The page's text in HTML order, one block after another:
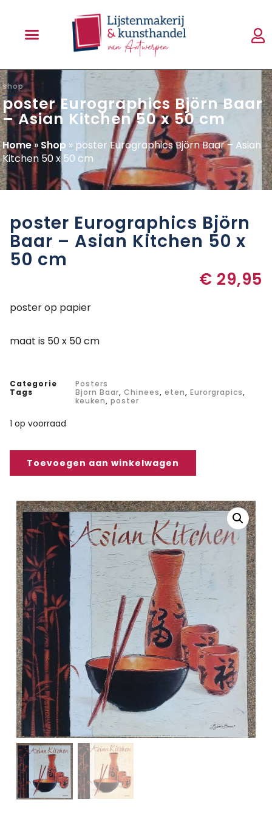
shop
poster Eurographics Björn Baar
– Asian Kitchen 50 x 50 cm
Home» Shop » poster Eurographics Björn Baar – Asian
Kitchen 50 x 50 cm
poster Eurographics Björn
Baar – Asian Kitchen 50 x
50 cm
€ 29,95
poster op papier
maat is 50 x 50 cm
Categorie
Posters
Tags
Bjorn Baar, Chinees, eten, Eurorgrapics,
keuken, poster
1 op voorraad
Toevoegen aan winkelwagen